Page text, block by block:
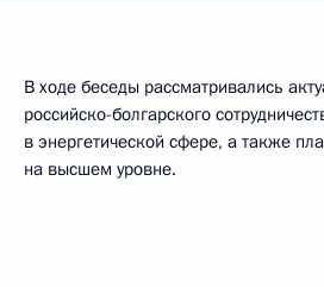
В ходе беседы рассматривались
российско-болгарского
в энергетической сфере, а также
на высшем уровне.